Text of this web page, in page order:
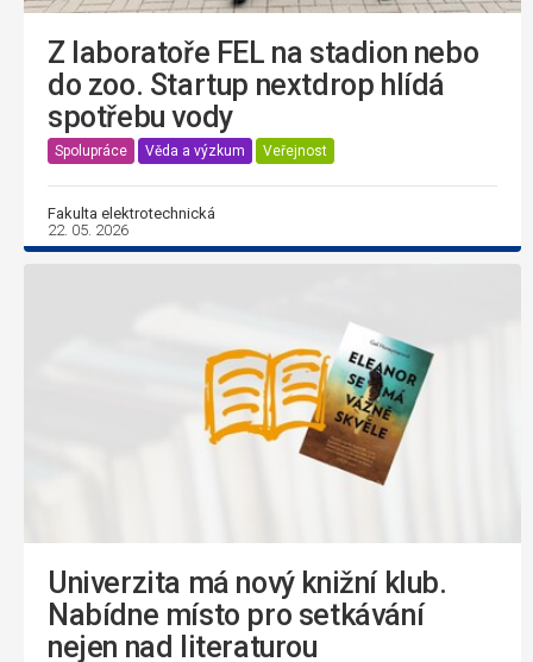
Z laboratoře FEL na stadion nebo
do zoo. Startup nextdrop hlídá
spotřebu vody
Spolupráce Věda a výzkum Veřejnost
Fakulta elektrotechnická
22. 05. 2026
Univerzita má nový knižní klub.
Nabídne místo pro setkávání
nejen nad literaturou